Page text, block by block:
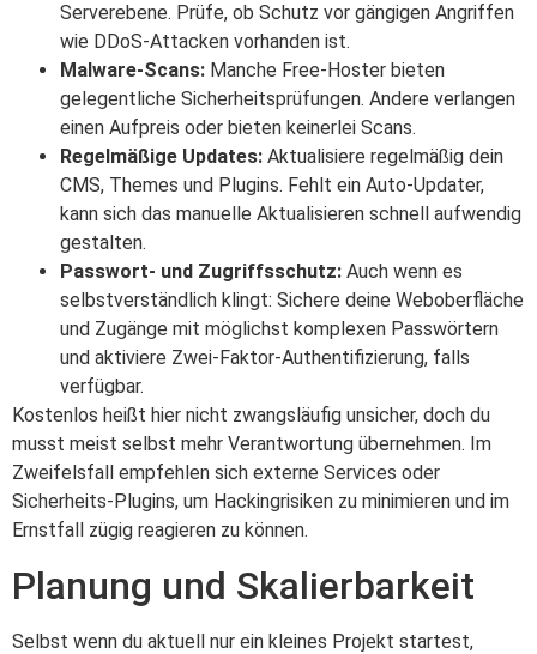
Serverebene. Prüfe, ob Schutz vor gängigen Angriffen
wie DDoS-Attacken vorhanden ist.
Malware-Scans: Manche Free-Hoster bieten
gelegentliche Sicherheitsprüfungen. Andere verlangen
einen Aufpreis oder bieten keinerlei Scans.
Regelmäßige Updates: Aktualisiere regelmäßig dein
CMS, Themes und Plugins. Fehlt ein Auto-Updater,
kann sich das manuelle Aktualisieren schnell aufwendig
gestalten.
Passwort- und Zugriffsschutz: Auch wenn es
selbstverständlich klingt: Sichere deine Weboberfläche
und Zugänge mit möglichst komplexen Passwörtern
und aktiviere Zwei-Faktor-Authentifizierung, falls
verfügbar.
Kostenlos heißt hier nicht zwangsläufig unsicher, doch du
musst meist selbst mehr Verantwortung übernehmen. Im
Zweifelsfall empfehlen sich externe Services oder
Sicherheits-Plugins, um Hackingrisiken zu minimieren und im
Ernstfall zügig reagieren zu können.
Planung und Skalierbarkeit
Selbst wenn du aktuell nur ein kleines Projekt startest,